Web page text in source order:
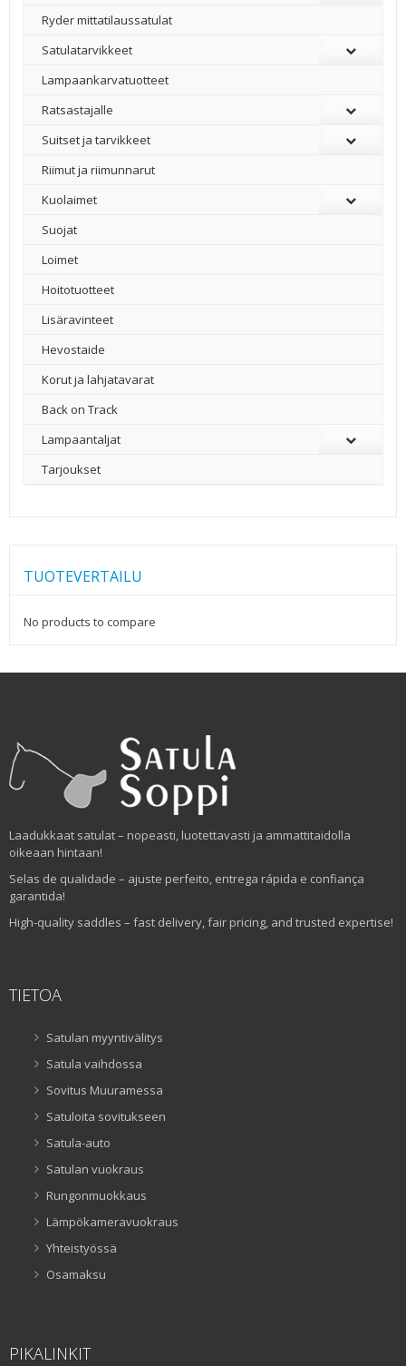
Ryder mittatilaussatulat
Satulatarvikkeet
–
Lampaankarvatuotteet
Ratsastajalle
Suitset ja tarvikkeet
Riimut ja riimunnarut
Kuolaimet
Suojat
Loimet
Hoitotuotteet
Lisäravinteet
Hevostaide
Korut ja lahjatavarat
Back on Track
Lampaantaljat
Tarjoukset
TUOTEVERTAILU
No products to compare
Laadukkaat satulat – nopeasti, luotettavasti ja ammattitaidolla
oikeaan hintaan!
Selas de qualidade – ajuste perfeito, entrega rápida e confiança
garantida!
High-quality saddles – fast delivery, fair pricing, and trusted expertise!
TIETOA
Satulan myyntivälitys
Satula vaihdossa
Sovitus Muuramessa
Satuloita sovitukseen
Satula-auto
Satulan vuokraus
Rungonmuokkaus
Lämpökameravuokraus
Yhteistyössä
Osamaksu
PIKALINKIT